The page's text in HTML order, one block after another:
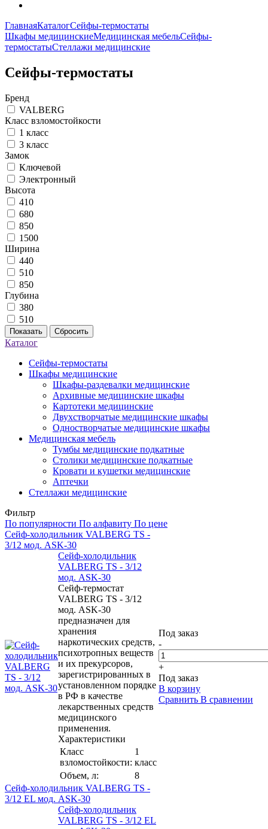
ГлавнаяКаталогСейфы-термостаты
Шкафы медицинскиеМедицинская мебельСейфы-
термостатыСтеллажи медицинские
Сейфы-термостаты
Бренд
VALBERG
Класс взломостойкости
1 класс
3 класс
Замок
Ключевой
Электронный
Высота
410
680
850
1500
Ширина
440
510
850
Глубина
380
510
Показать Сбросить
Каталог
Сейфы-термостаты
Шкафы медицинские
Шкафы-раздевалки медицинские
Архивные медицинские шкафы
Картотеки медицинские
Двухстворчатые медицинские шкафы
Одностворчатые медицинские шкафы
Медицинская мебель
Тумбы медицинские подкатные
Столики медицинские подкатные
Кровати и кушетки медицинские
Аптечки
Стеллажи медицинские
Фильтр
По популярности По алфавиту По цене
Сейф-холодильник VALBERG TS -
3/12 мод. ASK-30
Сейф-холодильник
VALBERG TS - 3/12
мод. ASK-30
Сейф-термостат
VALBERG TS - 3/12
мод. ASK-30
предназначен для
хранения
наркотических средств,
психотропных веществ
и их прекурсоров,
зарегистрированных в
установленном порядке
в РФ в качестве
лекарственных средств
медицинского
применения.
Характеристики
Класс
взломостойкости:
1
класс
Объем, л:
8
Под заказ
-
+
Под заказ
В корзину
Сравнить В сравнении
Сейф-холодильник VALBERG TS -
3/12 EL мод. ASK-30
Сейф-холодильник
VALBERG TS - 3/12 EL